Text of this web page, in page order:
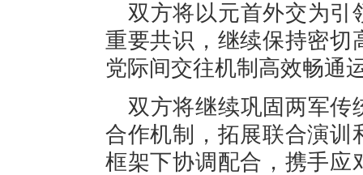
双方将以元首外交为引
重要共识，继续保持密切
党际间交往机制高效畅通
双方将继续巩固两军传
合作机制，拓展联合演训
框架下协调配合，携手应